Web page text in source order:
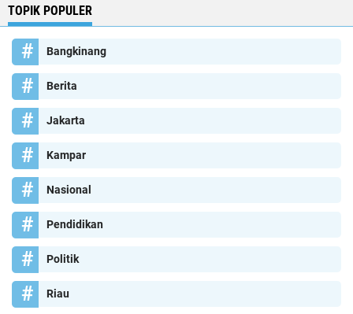
TOPIK POPULER
Bangkinang
Berita
Jakarta
Kampar
Nasional
Pendidikan
Politik
Riau